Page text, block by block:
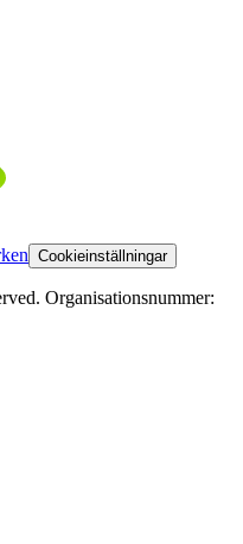
Cookieinställningar
Organisationsnummer: